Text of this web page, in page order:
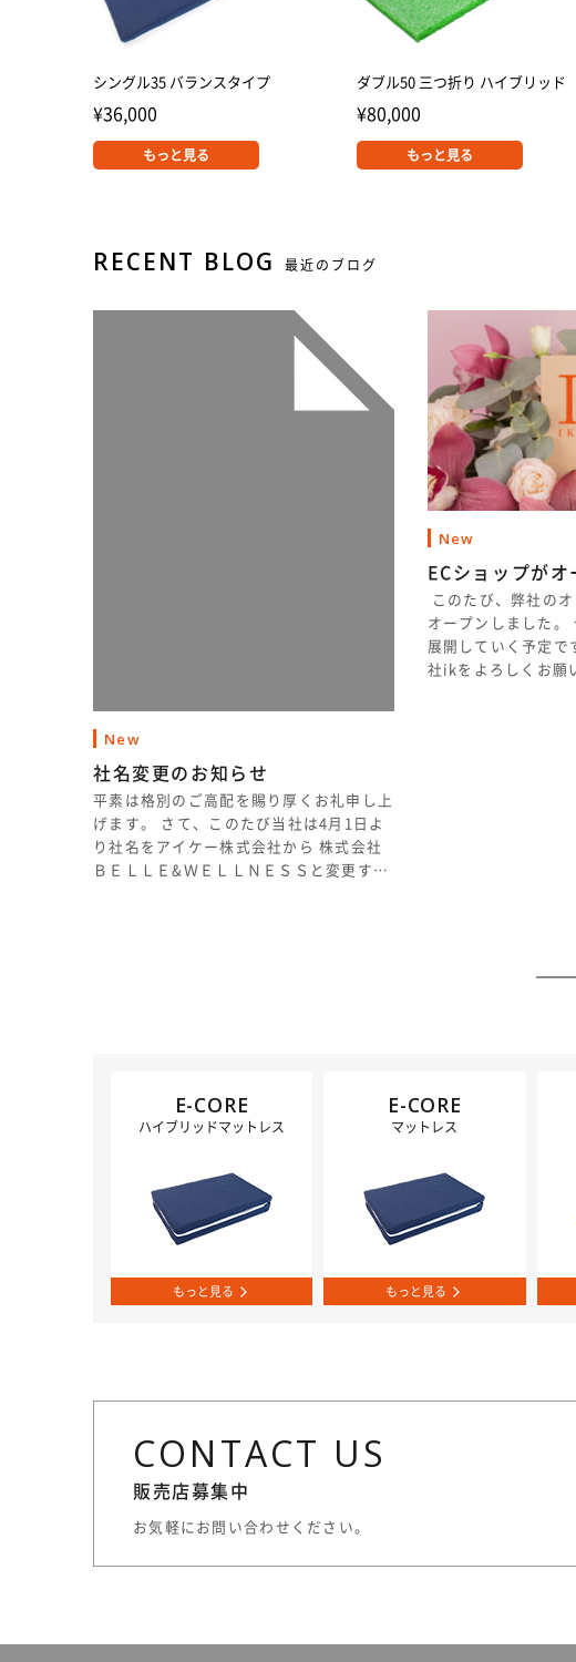
シングル35 バランスタイプ
¥36,000
ダブル50 三つ折り ハイブリッド
¥80,000
RECENT BLOG 最近のブログ
New
社名変更のお知らせ
平素は格別のご高配を賜り厚くお礼申し上
げます。 さて、このたび当社は4月1日よ
り社名をアイケー株式会社から 株式会社
ＢＥＬＬＥ&ＷＥＬＬＮＥＳＳと変更す…
New
ECショップがオ
このたび、弊社の
オープンしました。
展開していく予定
社ikをよろしくお願
E-CORE
ハイブリッドマットレス
もっと見る
E-CORE
マットレス
もっと見る
CONTACT US
販売店募集中
お気軽にお問い合わせください。